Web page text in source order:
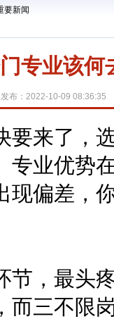
要新闻
专业该
发布：2022-10-09 08:36:35
来了，选
专业优势
现偏差，
，最头疼
而三不限